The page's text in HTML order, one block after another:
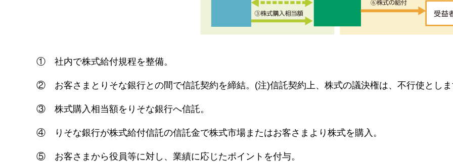
① 社内で株式給付規程を整備。
② お客さまとりそな銀行との間で信託契約を締結。(注)信託契約上、株式の議決権は、不行使とし
③ 株式購入相当額をりそな銀行へ信託。
④ りそな銀行が株式給付信託の信託金で株式市場またはお客さまより株式を購入。
⑤ お客さまから役員等に対し、業績に応じたポイントを付与。